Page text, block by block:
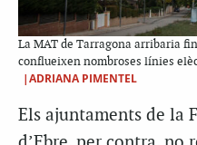
La MAT de Tarragona arribaria
conflueixen nombroses línies
|ADRIANA PIMENTEL
Els ajuntaments de la